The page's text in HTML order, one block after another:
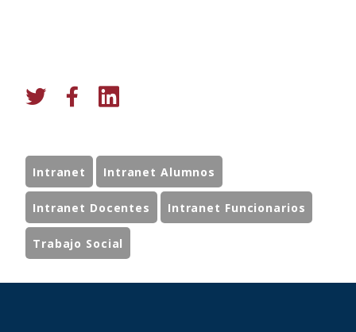
Intranet Intranet Alumnos
Intranet Docentes Intranet Funcionarios
Trabajo Social